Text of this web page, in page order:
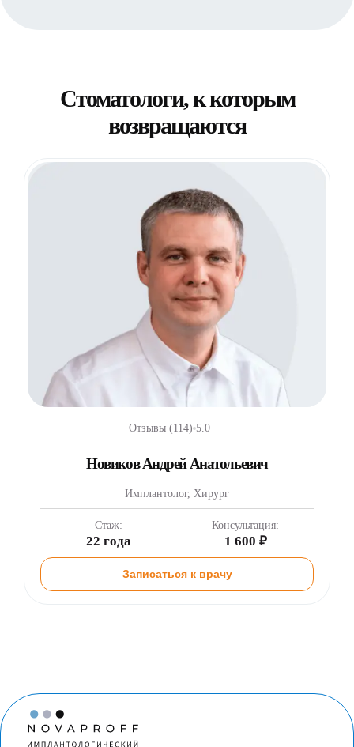
Стоматологи, к которым
возвращаются
Отзывы (114) 5.0
Новиков Андрей Анатольевич
Имплантолог, Хирург
Стаж:
22 года
Консультация:
1 600 ₽
Записаться к врачу